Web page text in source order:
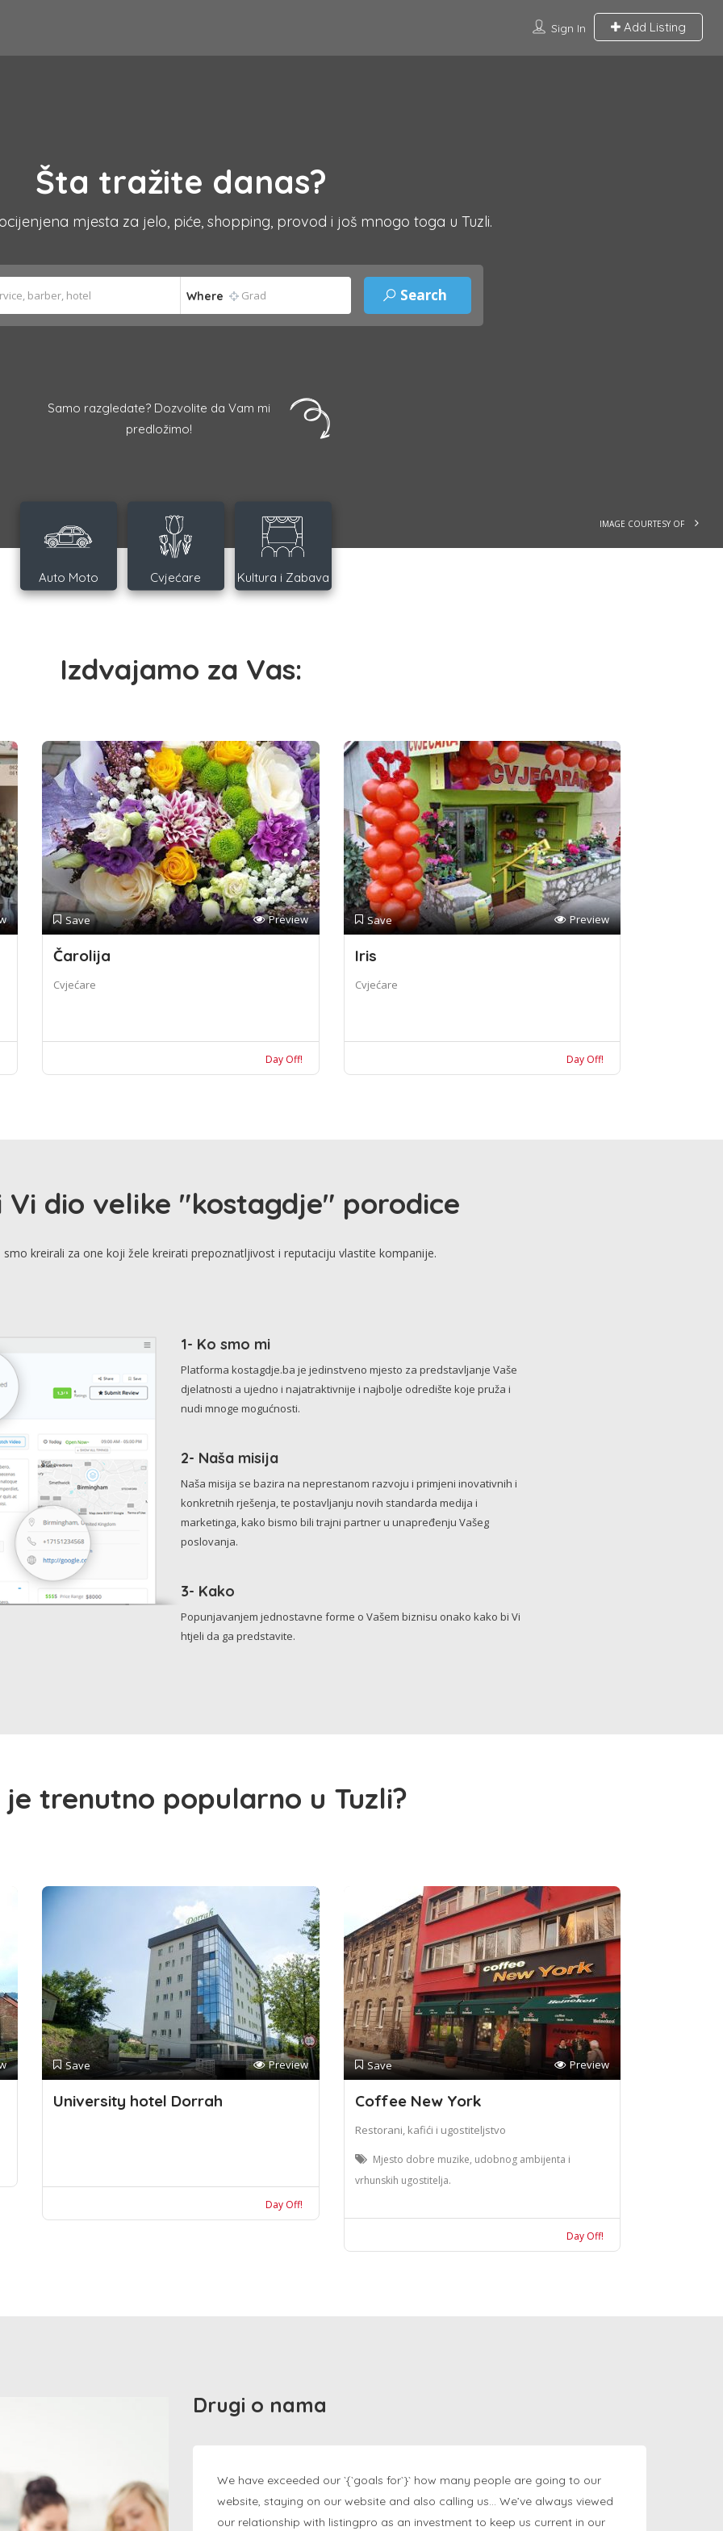
Sign In Add Listing
IMAGE COURTESY OF
Šta tražite danas?
mjesta za jelo, piće, shopping, provod i još mnogo toga u Tuzli.
Where
Samo razgledate? Dozvolite da Vam mi
predložimo!
Auto Moto Cvjećare Kultura i Zabava
Izdvajamo za Vas:
Save Preview
Čarolija
Cvjećare
Day Off!
Save Preview
Iris
Cvjećare
Day Off!
Vi dio velike "kostagdje" porodice
kreirali za one koji žele kreirati prepoznatljivost i reputaciju vlastite kompanije.
1- Ko smo mi
Platforma kostagdje.ba je jedinstveno mjesto za predstavljanje Vaše
djelatnosti a ujedno i najatraktivnije i najbolje odredište koje pruža i
nudi mnoge mogućnosti.
2- Naša misija
Naša misija se bazira na neprestanom razvoju i primjeni inovativnih i
konkretnih rješenja, te postavljanju novih standarda medija i
marketinga, kako bismo bili trajni partner u unapređenju Vašeg
poslovanja.
3- Kako
Popunjavanjem jednostavne forme o Vašem biznisu onako kako bi Vi
htjeli da ga predstavite.
je trenutno popularno u Tuzli?
Save Preview
University hotel Dorrah
Day Off!
Save Preview
Coffee New York
Restorani, kafići i ugostiteljstvo
Mjesto dobre muzike, udobnog ambijenta i
vrhunskih ugostitelja.
Day Off!
Drugi o nama
We have exceeded our `{`goals for`}` how many people are going to our
website, staying on our website and also calling us… We’ve always viewed
our relationship with listingpro as an investment to keep us current in our